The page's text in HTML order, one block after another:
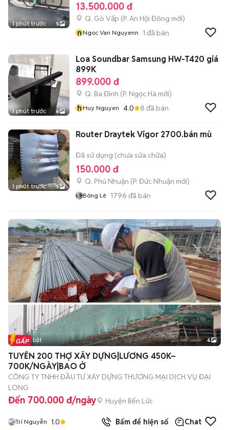
1 phút trước 5
13.500.000 đ
Q. Gò Vấp (P. An Hội Đông mới)
nNgoc Van Nguyenn 1 đã bán
1 phút trước 6
Loa Soundbar Samsung HW-T420 giá
899K
899.000 đ
Q. Ba Đình (P. Ngọc Hà mới)
hHuy Nguyen 4.0 8 đã bán
1 phút trước 5
Router Draytek Vigor 2700.bán mù
Đã sử dụng (chưa sửa chữa)
150.000 đ
Q. Phú Nhuận (P. Đức Nhuận mới)
Bông Lê 1796 đã bán
+2
Tin nổi bật 6
TUYỂN 200 THỢ XÂY DỰNG|LƯƠNG 450K–
700K/NGÀY|BAO Ở
CÔNG TY TNHH ĐẦU TƯ XÂY DỰNG THƯƠNG MẠI DỊCH VỤ ĐẠI
LONG
Đến 700.000 đ/ngày Huyện Bến Lức
Trí Nguyễn 1.0 Bấm để hiện số Chat